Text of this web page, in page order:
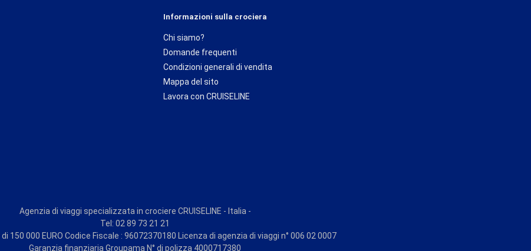
Informazioni sulla crociera
Chi siamo?
Domande frequenti
Condizioni generali di vendita
Mappa del sito
Lavora con CRUISELINE
Agenzia di viaggi specializzata in crociere CRUISELINE - Italia -
Tel: 02 89 73 21 21
150 000 EURO Codice Fiscale : 96072370180 Licenza di agenzia di viaggi n° 006 02 0007
Garanzia finanziaria Groupama N° di polizza 4000717380